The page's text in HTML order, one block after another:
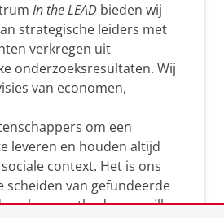
In the LEAD bieden wij
strategische leiders met
verkregen uit
onderzoeksresultaten. Wij
van economen,
om een
leveren en houden altijd
context. Het is ons
scheiden van gefundeerde
en willen